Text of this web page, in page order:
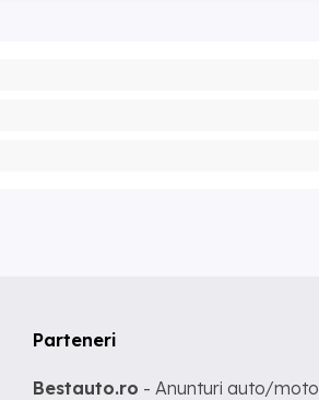
Parteneri
Bestauto.ro - Anunturi auto/moto